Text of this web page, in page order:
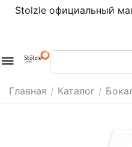
Stolzle официальный
Главная / Каталог /